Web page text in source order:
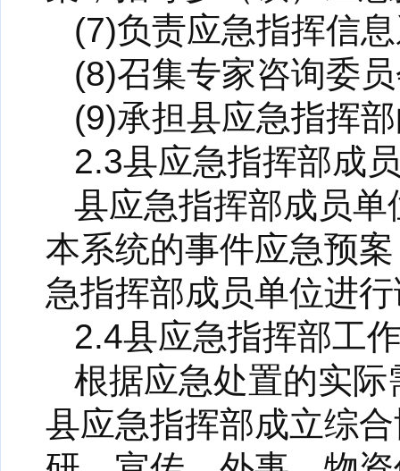
(7)负责应急指挥信
(8)召集专家咨询委
(9)承担县应急指挥
2.3县应急指挥部成
县应急指挥部成员
本系统的事件应急预
急指挥部成员单位进
2.4县应急指挥部工
根据应急处置的实
县应急指挥部成立综